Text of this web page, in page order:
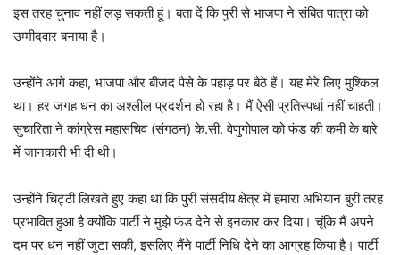
इस तरह चुनाव नहीं लड़ सकती हूं। बता दें कि पुरी से भाजपा ने संबित पात्रा को
उम्मीदवार बनाया है।
उन्होंने आगे कहा, भाजपा और बीजद पैसे के पहाड़ पर बैठे हैं। यह मेरे लिए मुश्किल
था। हर जगह धन का अश्लील प्रदर्शन हो रहा है। मैं ऐसी प्रतिस्पर्धा नहीं चाहती।
सुचारिता ने कांग्रेस महासचिव (संगठन) के.सी. वेणुगोपाल को फंड की कमी के बारे
में जानकारी भी दी थी।
उन्होंने चिट्ठी लिखते हुए कहा था कि पुरी संसदीय क्षेत्र में हमारा अभियान बुरी तरह
प्रभावित हुआ है क्योंकि पार्टी ने मुझे फंड देने से इनकार कर दिया। चूंकि मैं अपने
दम पर धन नहीं जुटा सकी, इसलिए मैंने पार्टी निधि देने का आग्रह किया है। पार्टी